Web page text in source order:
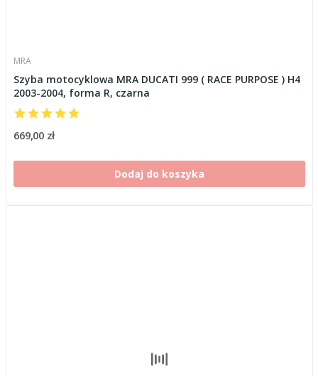
MRA
Szyba motocyklowa MRA DUCATI 999 ( RACE PURPOSE ) H4
2003-2004, forma R, czarna
669,00 zł
Dodaj do koszyka